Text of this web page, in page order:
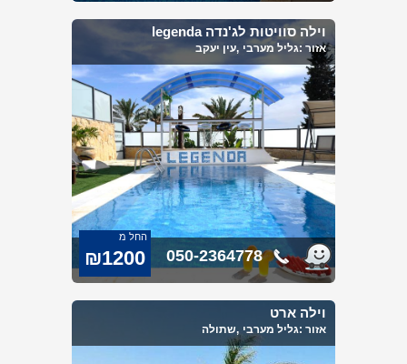
החל מ
₪1200 050-2364778
וילה סוויטות לג'נדה legenda
אזור :גליל מערבי ,עין יעקב
וילה ארט
אזור :גליל מערבי ,שתולה